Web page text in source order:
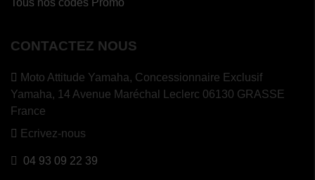
Tous nos codes Promo
CONTACTEZ NOUS
Moto Attitude Yamaha, Concessionnaire Exclusif
Yamaha, 14 Avenue Maréchal Leclerc 06130 GRASSE
France
Ecrivez-nous
04 93 09 22 39